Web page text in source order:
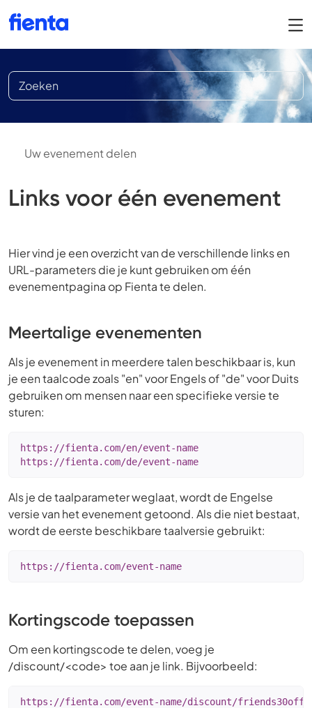
Uw evenement delen
Links voor één evenement
Hier vind je een overzicht van de verschillende links en
URL-parameters die je kunt gebruiken om één
evenementpagina op Fienta te delen.
Meertalige evenementen
Als je evenement in meerdere talen beschikbaar is, kun
je een taalcode zoals "en" voor Engels of "de" voor Duits
gebruiken om mensen naar een specifieke versie te
sturen:
https://fienta.com/en/event-name
https://fienta.com/de/event-name
Als je de taalparameter weglaat, wordt de Engelse
versie van het evenement getoond. Als die niet bestaat,
wordt de eerste beschikbare taalversie gebruikt:
https://fienta.com/event-name
Kortingscode toepassen
Om een kortingscode te delen, voeg je
/discount/<code> toe aan je link. Bijvoorbeeld:
https://fienta.com/event-name/discount/friends30off